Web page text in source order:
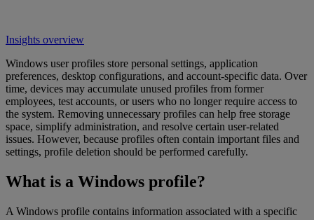
Insights overview
Windows user profiles store personal settings, application
preferences, desktop configurations, and account-specific data. Over
time, devices may accumulate unused profiles from former
employees, test accounts, or users who no longer require access to
the system. Removing unnecessary profiles can help free storage
space, simplify administration, and resolve certain user-related
issues. However, because profiles often contain important files and
settings, profile deletion should be performed carefully.
What is a Windows profile?
A Windows profile contains information associated with a specific